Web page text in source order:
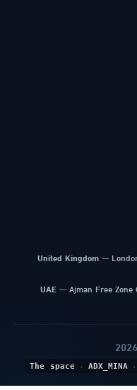
United Kingdom —
UAE — Ajman Free
The space · ADX_MINA